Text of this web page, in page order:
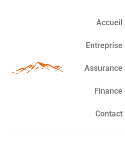
Accueil
Entreprise
Assurance
Finance
Contact